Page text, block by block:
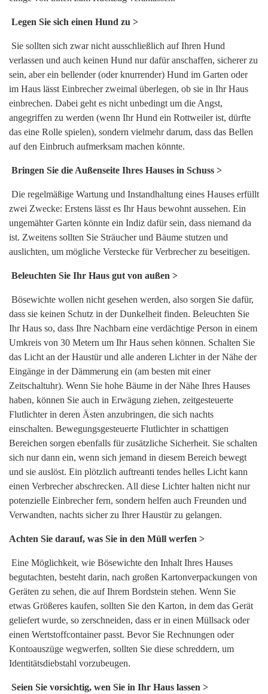
Legen Sie sich einen Hund zu >
Sie sollten sich zwar nicht ausschließlich auf Ihren Hund
verlassen und auch keinen Hund nur dafür anschaffen, sicherer zu
sein, aber ein bellender (oder knurrender) Hund im Garten oder
im Haus lässt Einbrecher zweimal überlegen, ob sie in Ihr Haus
einbrechen. Dabei geht es nicht unbedingt um die Angst,
angegriffen zu werden (wenn Ihr Hund ein Rottweiler ist, dürfte
das eine Rolle spielen), sondern vielmehr darum, dass das Bellen
auf den Einbruch aufmerksam machen könnte.
Bringen Sie die Außenseite Ihres Hauses in Schuss >
Die regelmäßige Wartung und Instandhaltung eines Hauses erfüllt
zwei Zwecke: Erstens lässt es Ihr Haus bewohnt aussehen. Ein
ungemähter Garten könnte ein Indiz dafür sein, dass niemand da
ist. Zweitens sollten Sie Sträucher und Bäume stutzen und
auslichten, um mögliche Verstecke für Verbrecher zu beseitigen.
Beleuchten Sie Ihr Haus gut von außen >
Bösewichte wollen nicht gesehen werden, also sorgen Sie dafür,
dass sie keinen Schutz in der Dunkelheit finden. Beleuchten Sie
Ihr Haus so, dass Ihre Nachbarn eine verdächtige Person in einem
Umkreis von 30 Metern um Ihr Haus sehen können. Schalten Sie
das Licht an der Haustür und alle anderen Lichter in der Nähe der
Eingänge in der Dämmerung ein (am besten mit einer
Zeitschaltuhr). Wenn Sie hohe Bäume in der Nähe Ihres Hauses
haben, können Sie auch in Erwägung ziehen, zeitgesteuerte
Flutlichter in deren Ästen anzubringen, die sich nachts
einschalten. Bewegungsgesteuerte Flutlichter in schattigen
Bereichen sorgen ebenfalls für zusätzliche Sicherheit. Sie schalten
sich nur dann ein, wenn sich jemand in diesem Bereich bewegt
und sie auslöst. Ein plötzlich auftreanti tendes helles Licht kann
einen Verbrecher abschrecken. All diese Lichter halten nicht nur
potenzielle Einbrecher fern, sondern helfen auch Freunden und
Verwandten, nachts sicher zu Ihrer Haustür zu gelangen.
Achten Sie darauf, was Sie in den Müll werfen >
Eine Möglichkeit, wie Bösewichte den Inhalt Ihres Hauses
begutachten, besteht darin, nach großen Kartonverpackungen von
Geräten zu sehen, die auf Ihrem Bordstein stehen. Wenn Sie
etwas Größeres kaufen, sollten Sie den Karton, in dem das Gerät
geliefert wurde, so zerschneiden, dass er in einen Müllsack oder
einen Wertstoffcontainer passt. Bevor Sie Rechnungen oder
Kontoauszüge wegwerfen, sollten Sie diese schreddern, um
Identitätsdiebstahl vorzubeugen.
Seien Sie vorsichtig, wen Sie in Ihr Haus lassen >